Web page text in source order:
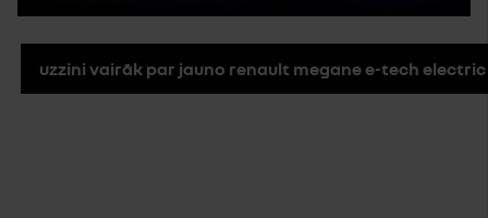
uzzini vairāk par jauno renault megane e-tech electric